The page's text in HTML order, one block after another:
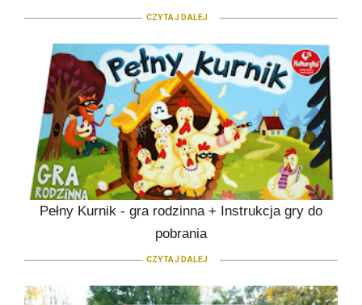
CZYTAJ DALEJ
Pełny Kurnik - gra rodzinna + Instrukcja gry do
pobrania
CZYTAJ DALEJ